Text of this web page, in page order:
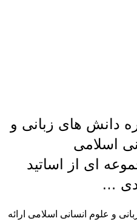
دانش های زبانی و
اسلامی
ای از اساتید
…
و علوم انسانی اسلامی ارائه